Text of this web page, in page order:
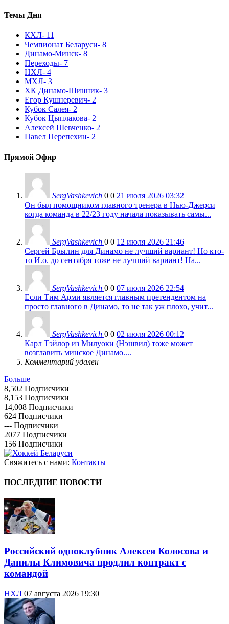
Темы Дня
КХЛ- 11
Чемпионат Беларуси- 8
Динамо-Минск- 8
Переходы- 7
НХЛ- 4
МХЛ- 3
ХК Динамо-Шинник- 3
Егор Кушнеревич- 2
Кубок Салея- 2
Кубок Цыплакова- 2
Алексей Шевченко- 2
Павел Перепехин- 2
Прямой Эфир
SergVashkevich 0 0 21 июля 2026 03:32
Он был помощником главного тренера в Нью-Джерси
когда команда в 22/23 году начала показывать самы...
SergVashkevich 0 0 12 июля 2026 21:46
Сергей Брылин для Динамо не лучший вариант! Но кто-
то И.о. до сентября тоже не лучший вариант! На...
SergVashkevich 0 0 07 июля 2026 22:54
Если Тим Арми является главным претендентом на
просто главного в Динамо, то не так уж плохо, учит...
SergVashkevich 0 0 02 июля 2026 00:12
Карл Тэйлор из Милуоки (Нэшвил) тоже может
возглавить минское Динамо....
Комментарий удален
Больше
8,502 Подписчики
8,153 Подписчики
14,008 Подписчики
624 Подписчики
--- Подписчики
2077 Подписчики
156 Подписчики
Свяжитесь с нами: Контакты
ПОСЛЕДНИЕ НОВОСТИ
Российский одноклубник Алексея Колосова и
Данилы Климовича продлил контракт с
командой
НХЛ 07 августа 2026 19:30